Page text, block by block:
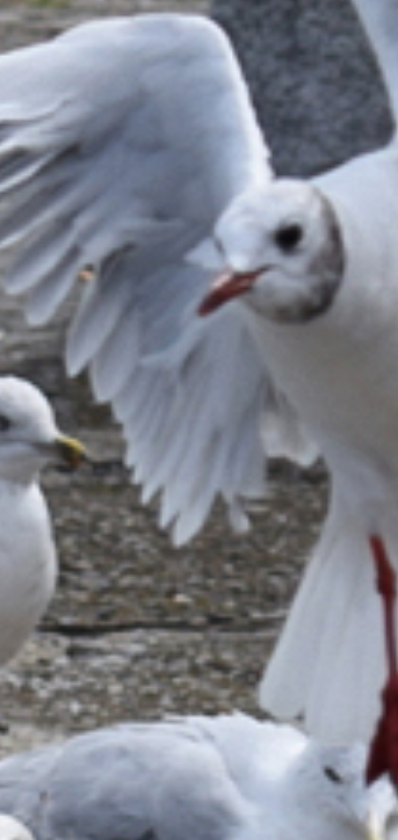
PYLONE
VISITENKARTEN
MR. KEBAB LEUCHTREKLAME